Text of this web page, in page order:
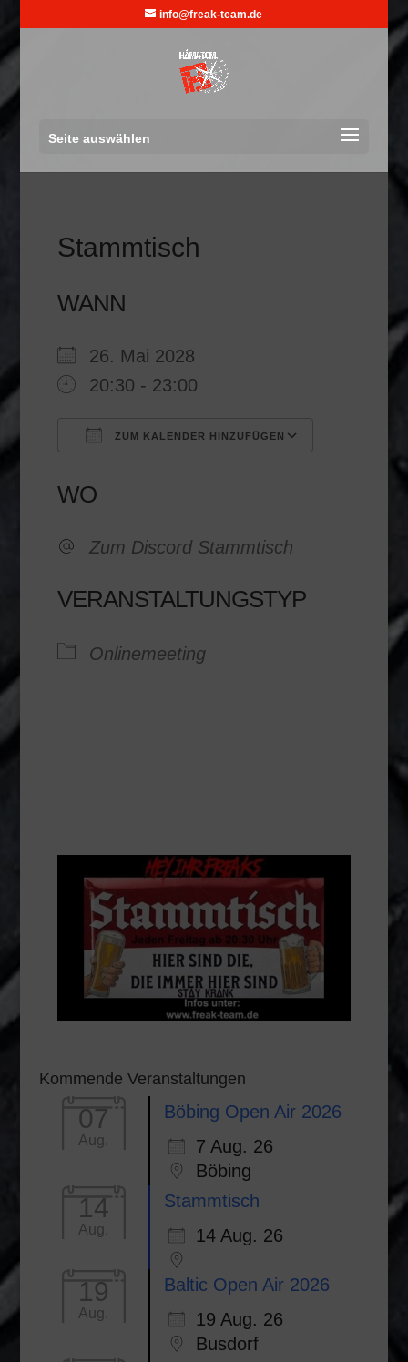
info@freak-team.de
Seite auswählen
Stammtisch
WANN
26. Mai 2028
20:30 - 23:00
ZUM KALENDER HINZUFÜGEN
WO
Zum Discord Stammtisch
VERANSTALTUNGSTYP
Onlinemeeting
Kommende Veranstaltungen
07
Aug.
Böbing Open Air 2026
7 Aug. 26
Böbing
14
Aug.
Stammtisch
14 Aug. 26
19
Aug.
Baltic Open Air 2026
19 Aug. 26
Busdorf